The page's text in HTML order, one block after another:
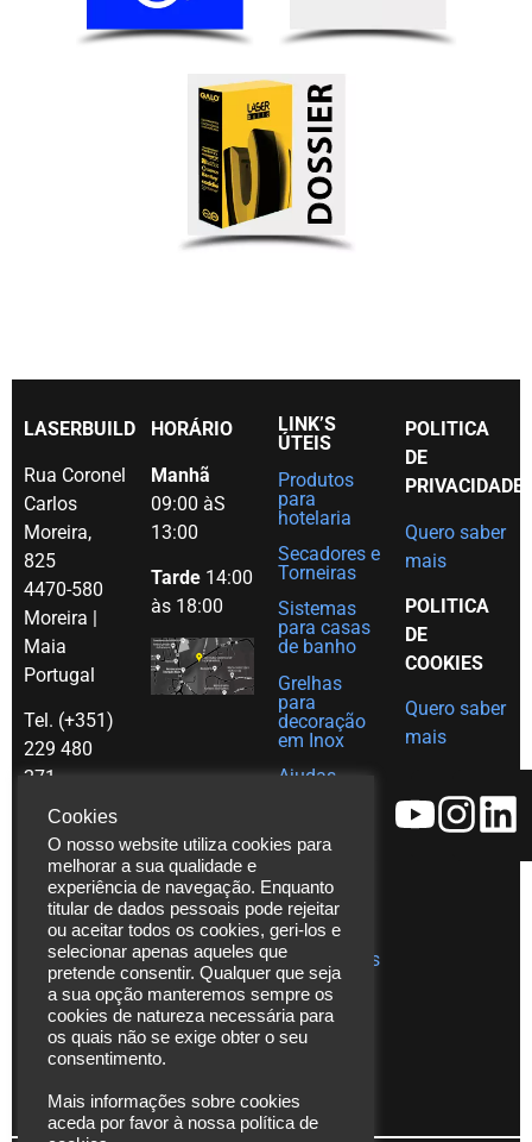
LASERBUILD
Rua Coronel
Carlos
Moreira,
825
4470-580
Moreira |
Maia
Portugal
Tel. (+351)
229 480
271
Fax. (+351)
229 480
272
*chamada
para rede
fixa
nacional
info@laserbuild.pt
area.electrica2000@gmail.com
HORÁRIO
Manhã
09:00 àS
13:00
Tarde 14:00
às 18:00
LINK’S
ÚTEIS
Produtos
para
hotelaria
Secadores e
Torneiras
Sistemas
para casas
de banho
Grelhas
para
decoração
em Inox
Ajudas
Assistência
Técnica
Publicações
POLITICA
DE
PRIVACIDADE
Quero saber
mais
POLITICA
DE
COOKIES
Quero saber
mais
Cookies
O nosso website utiliza cookies para
melhorar a sua qualidade e
experiência de navegação. Enquanto
titular de dados pessoais pode rejeitar
ou aceitar todos os cookies, geri-los e
selecionar apenas aqueles que
pretende consentir. Qualquer que seja
a sua opção manteremos sempre os
cookies de natureza necessária para
os quais não se exige obter o seu
consentimento.
Mais informações sobre cookies
aceda por favor à nossa política de